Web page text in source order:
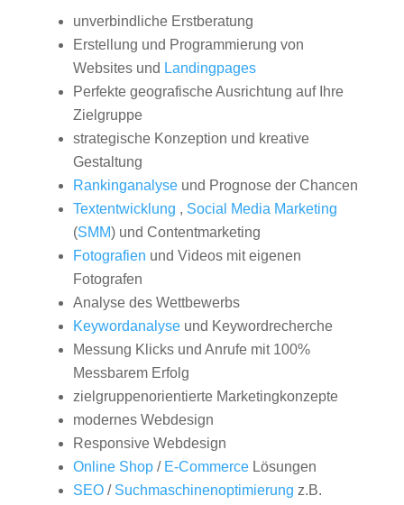
unverbindliche Erstberatung
Erstellung und Programmierung von
Websites und Landingpages
Perfekte geografische Ausrichtung auf Ihre
Zielgruppe
strategische Konzeption und kreative
Gestaltung
Rankinganalyseund Prognose der Chancen
Textentwicklung , Social Media Marketing
(SMM) und Contentmarketing
Fotografien und Videos mit eigenen
Fotografen
Analyse des Wettbewerbs
Keywordanalyseund Keywordrecherche
Messung Klicks und Anrufe mit 100%
Messbarem Erfolg
zielgruppenorientierte Marketingkonzepte
modernes Webdesign
Responsive Webdesign
Online Shop/ E-CommerceLösungen
SEO/ Suchmaschinenoptimierung z.B.